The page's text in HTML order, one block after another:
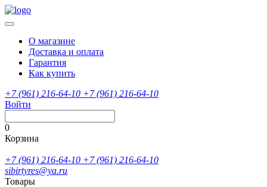
О магазине
Доставка и оплата
Гарантия
Как купить
+7 (961) 216-64-10 +7 (961) 216-64-10
Войти
0
Корзина
+7 (961) 216-64-10 +7 (961) 216-64-10
sibirtyres@ya.ru
Товары